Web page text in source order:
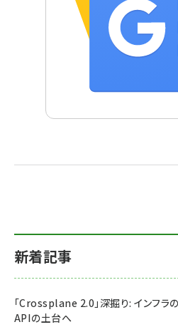
新着記事
「Crossplane 2.0」深掘り: インフラ
APIの土台へ